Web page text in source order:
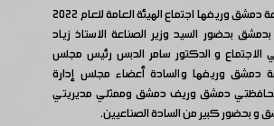
عقدت غرفة صناعة دمشق وريفها اجتماع الهيئة العامة للعام ٢٠٢٢
بحضور السيد وزير الصناعة الاستاذ زياد
و الدكتور سامر الدبس رئيس مجلس
دمشق وريفها والسادة أعضاء مجلس إدارة
دمشق وريف دمشق وممثلي مديريتي
بحضور كبير من السادة الصناعيين.